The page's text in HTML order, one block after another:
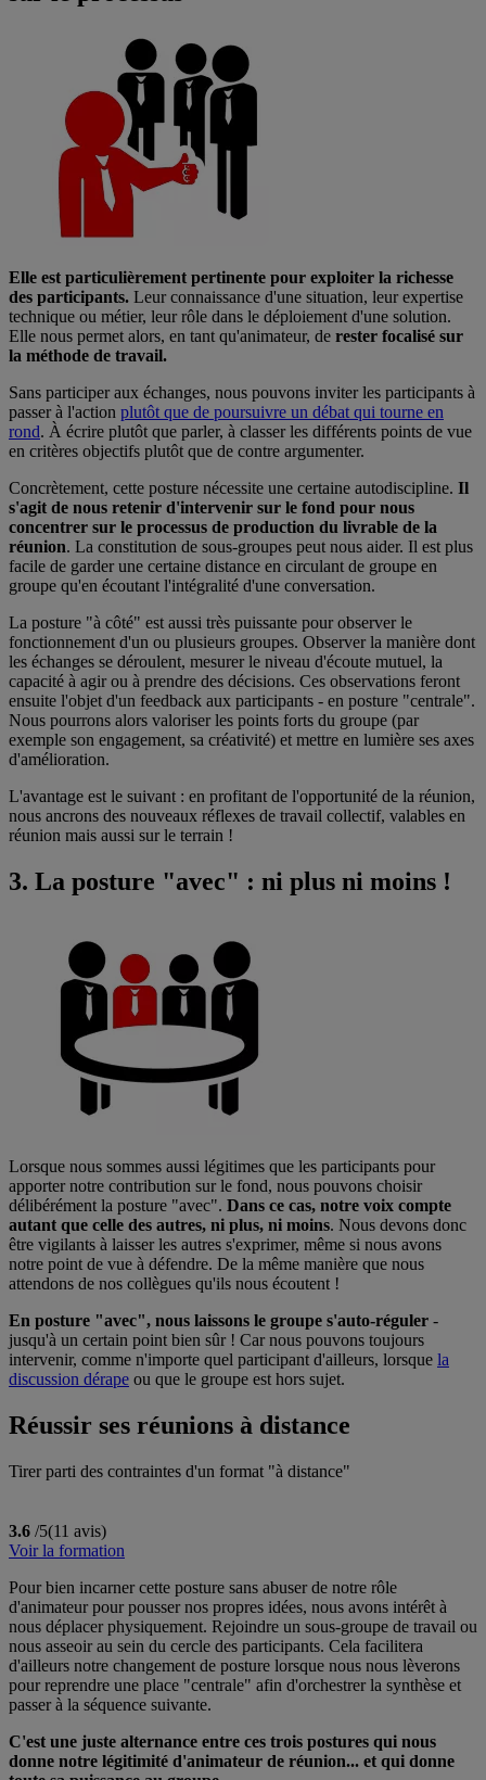
Elle est particulièrement pertinente pour exploiter la richesse
des participants. Leur connaissance d'une situation, leur expertise
technique ou métier, leur rôle dans le déploiement d'une solution.
Elle nous permet alors, en tant qu'animateur, de rester focalisé sur
la méthode de travail.
Sans participer aux échanges, nous pouvons inviter les participants à
passer à l'action plutôt que de poursuivre un débat qui tourne en
rond. À écrire plutôt que parler, à classer les différents points de vue
en critères objectifs plutôt que de contre argumenter.
Concrètement, cette posture nécessite une certaine autodiscipline. Il
s'agit de nous retenir d'intervenir sur le fond pour nous
concentrer sur le processus de production du livrable de la
réunion. La constitution de sous-groupes peut nous aider. Il est plus
facile de garder une certaine distance en circulant de groupe en
groupe qu'en écoutant l'intégralité d'une conversation.
La posture "à côté" est aussi très puissante pour observer le
fonctionnement d'un ou plusieurs groupes. Observer la manière dont
les échanges se déroulent, mesurer le niveau d'écoute mutuel, la
capacité à agir ou à prendre des décisions. Ces observations feront
ensuite l'objet d'un feedback aux participants - en posture "centrale".
Nous pourrons alors valoriser les points forts du groupe (par
exemple son engagement, sa créativité) et mettre en lumière ses axes
d'amélioration.
L'avantage est le suivant : en profitant de l'opportunité de la réunion,
nous ancrons des nouveaux réflexes de travail collectif, valables en
réunion mais aussi sur le terrain !
3. La posture "avec" : ni plus ni moins !
Lorsque nous sommes aussi légitimes que les participants pour
apporter notre contribution sur le fond, nous pouvons choisir
délibérément la posture "avec". Dans ce cas, notre voix compte
autant que celle des autres, ni plus, ni moins. Nous devons donc
être vigilants à laisser les autres s'exprimer, même si nous avons
notre point de vue à défendre. De la même manière que nous
attendons de nos collègues qu'ils nous écoutent !
En posture "avec", nous laissons le groupe s'auto-réguler -
jusqu'à un certain point bien sûr ! Car nous pouvons toujours
intervenir, comme n'importe quel participant d'ailleurs, lorsque la
discussion dérape ou que le groupe est hors sujet.
Réussir ses réunions à distance
Tirer parti des contraintes d'un format "à distance"
3.6 /5(11 avis)
Voir la formation
Pour bien incarner cette posture sans abuser de notre rôle
d'animateur pour pousser nos propres idées, nous avons intérêt à
nous déplacer physiquement. Rejoindre un sous-groupe de travail ou
nous asseoir au sein du cercle des participants. Cela facilitera
d'ailleurs notre changement de posture lorsque nous nous lèverons
pour reprendre une place "centrale" afin d'orchestrer la synthèse et
passer à la séquence suivante.
C'est une juste alternance entre ces trois postures qui nous
donne notre légitimité d'animateur de réunion... et qui donne